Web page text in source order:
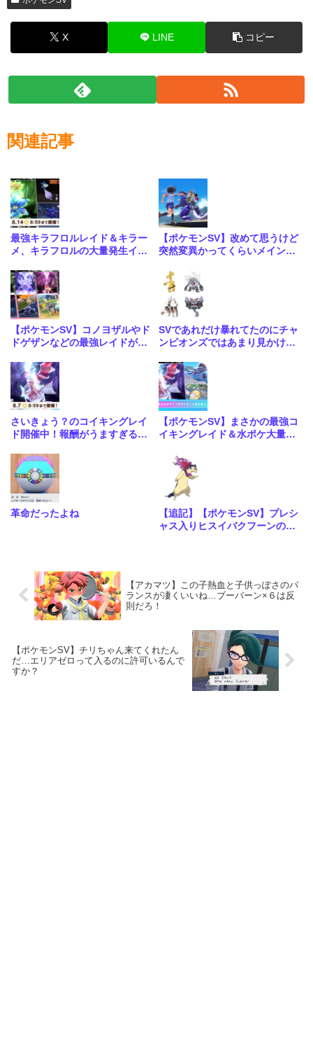
X LINE コピー
関連記事
最強キラフロルレイド＆キラー
メ、キラフロルの大量発生イベ
【ポケモンSV】改めて思うけど
突然変異かってくらいメインス
【ポケモンSV】コノヨザルやド
ドゲザンなどの最強レイドが4
生も
SVであれだけ暴れてたのにチャ
ンピオンズではあまり見かけな
さいきょう？のコイキングレイ
ド開催中！報酬がうますぎる神
【ポケモンSV】まさかの最強コ
イキングレイド＆水ポケ大量発
革命だったよね
【追記】【ポケモンSV】プレシ
ャス入りヒスイバクフーンの配
【アカマツ】この子熱血と子供っぽさのバ
ランスが凄くいいね…ブーバーン×６は反
則だろ！
【ポケモンSV】チリちゃん来てくれたん
だ…エリアゼロって入るのに許可いるんで
すか？